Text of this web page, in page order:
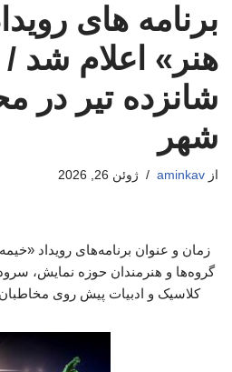
برنامه های
هنر» اعلام شد /
شانزده تیر در
شهر
از aminkav ژوئن 26, 2026
زمان و عنوان برنامه‌های رویداد
گروه‌ها و هنرمندان حوزه نمایش،
کلاسیک و ادبیات پیش روی